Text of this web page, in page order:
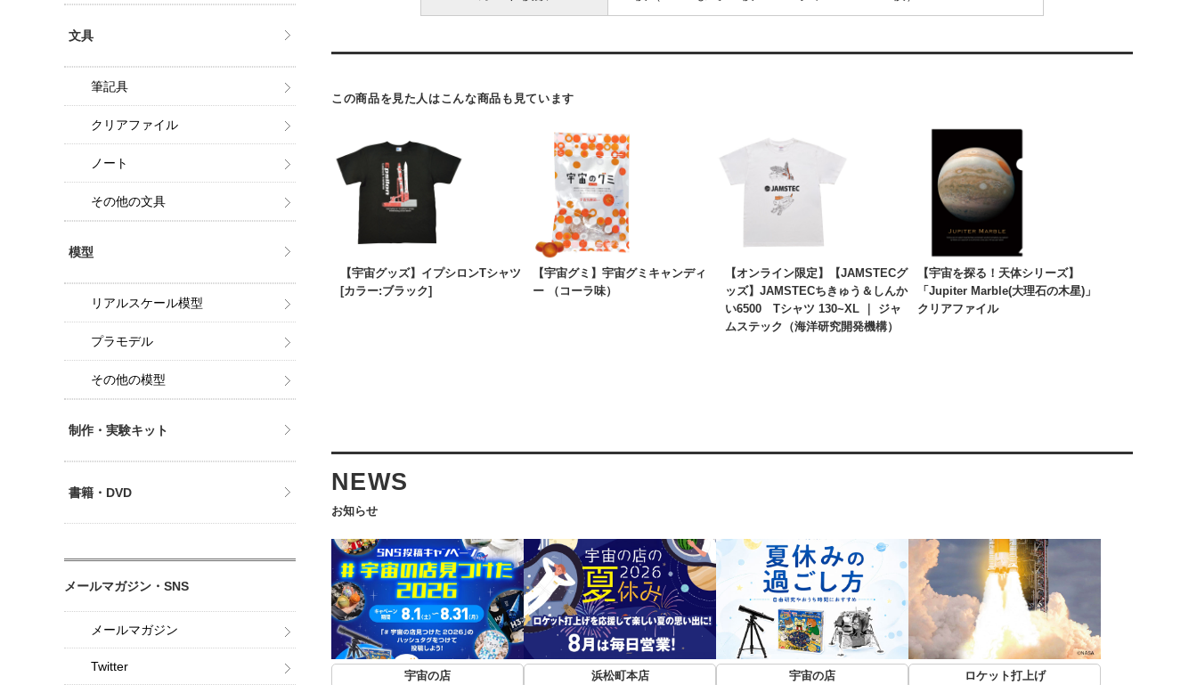
この商品を見た人はこんな商品も見ています
【宇宙グッズ】イプシロンTシャツ
[カラー:ブラック]
【宇宙グミ】宇宙グミキャンディ
ー （コーラ味）
【オンライン限定】【JAMSTECグ
ッズ】JAMSTECちきゅう＆しんか
い6500 Tシャツ 130~XL ｜ ジャ
ムステック（海洋研究開発機構）
【宇宙を探る！天体シリーズ】
「Jupiter Marble(大理石の木星)」
クリアファイル
NEWS
お知らせ
宇宙の店 浜松町本店 宇宙の店 ロケット打上げ
文具
筆記具
クリアファイル
ノート
その他の文具
模型
リアルスケール模型
プラモデル
その他の模型
制作・実験キット
書籍・DVD
メールマガジン・SNS
メールマガジン
Twitter